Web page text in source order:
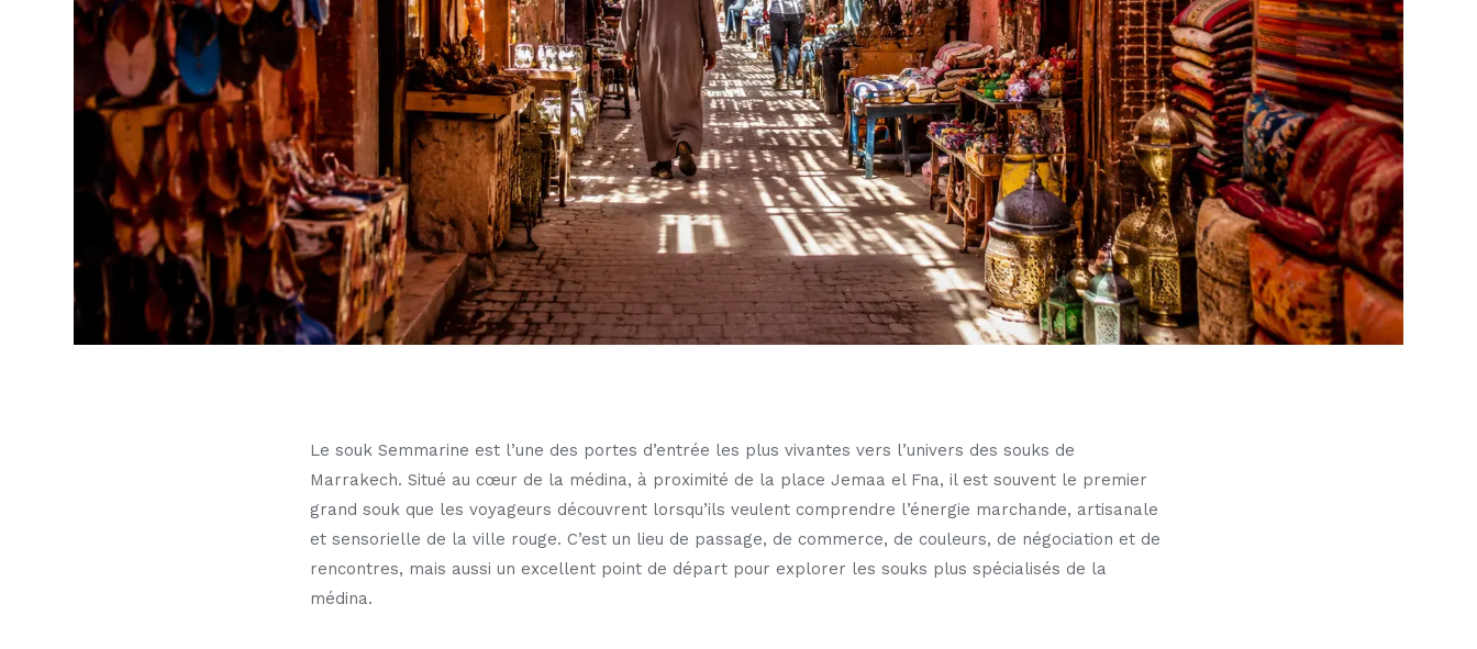
Le souk Semmarine est l’une des portes d’entrée les plus vivantes vers l’univers des souks de
Marrakech. Situé au cœur de la médina, à proximité de la place Jemaa el Fna, il est souvent le premier
grand souk que les voyageurs découvrent lorsqu’ils veulent comprendre l’énergie marchande, artisanale
et sensorielle de la ville rouge. C’est un lieu de passage, de commerce, de couleurs, de négociation et de
rencontres, mais aussi un excellent point de départ pour explorer les souks plus spécialisés de la
médina.